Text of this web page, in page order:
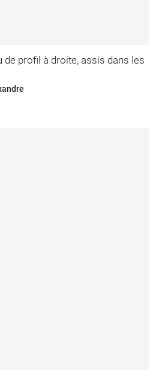
de profil à droite, assis dans les